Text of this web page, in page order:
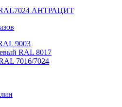
RAL7024 АНТРАЦИТ
9003
RAL 8017
7016/7024